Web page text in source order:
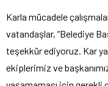
Karla mücadele
vatandaşlar, “Belediye
teşekkür ediyoruz. Kar
ekiplerimiz ve